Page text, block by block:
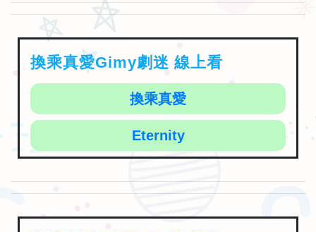
換乘真愛Gimy劇迷 線上看
換乘真愛
Eternity